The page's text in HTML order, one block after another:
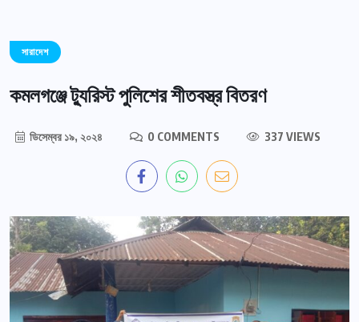
সারাদেশ
কমলগঞ্জে ট্যুরিস্ট পুলিশের শীতবস্ত্র বিতরণ
ডিসেম্বর ১৯, ২০২৪ 0 COMMENTS 337 VIEWS